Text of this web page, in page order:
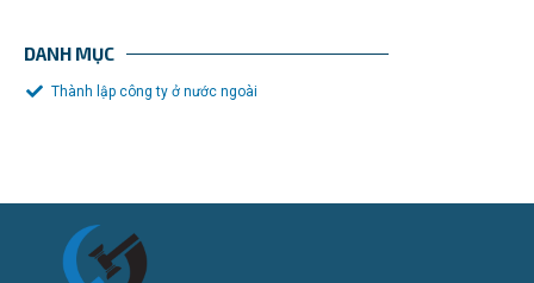
DANH MỤC
Thành lập công ty ở nước ngoài